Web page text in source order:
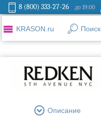
8 (800) 333-27-26 до 19:00
KRASON.ru Поиск
Описание